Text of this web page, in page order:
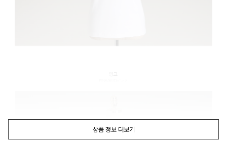
상품 정보 더보기